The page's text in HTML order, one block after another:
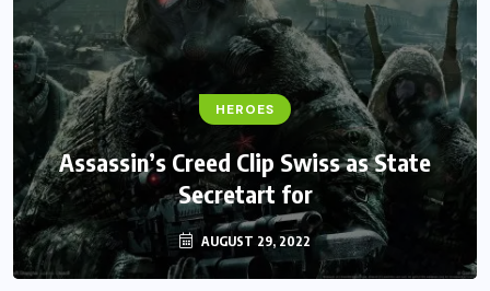
HEROES
Assassin’s Creed Clip Swiss as State
Secretart for
AUGUST 29, 2022
FANTASY
Monster Jam Titans success farms their
efforts
AUGUST 29, 2022